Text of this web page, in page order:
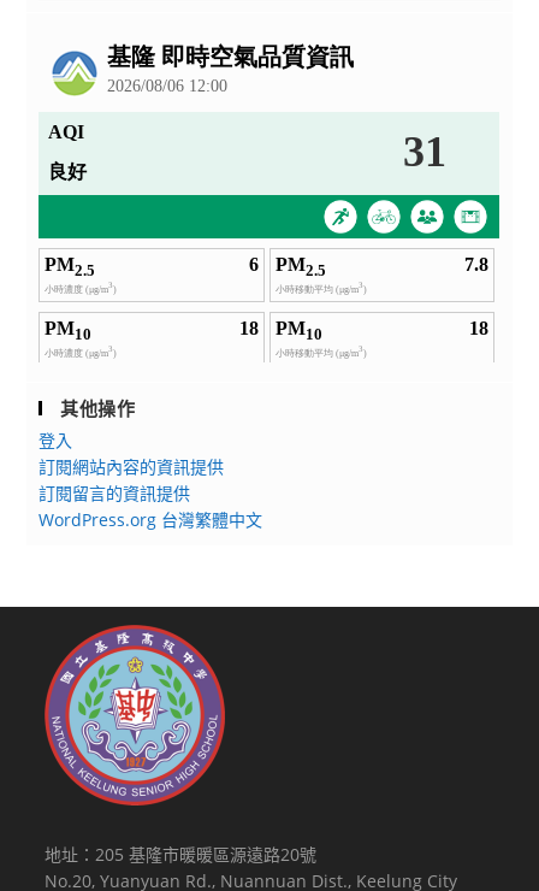
其他操作
登入
訂閱網站內容的資訊提供
訂閱留言的資訊提供
WordPress.org 台灣繁體中文
地址：205 基隆市暖暖區源遠路20號
No.20, Yuanyuan Rd., Nuannuan Dist., Keelung City